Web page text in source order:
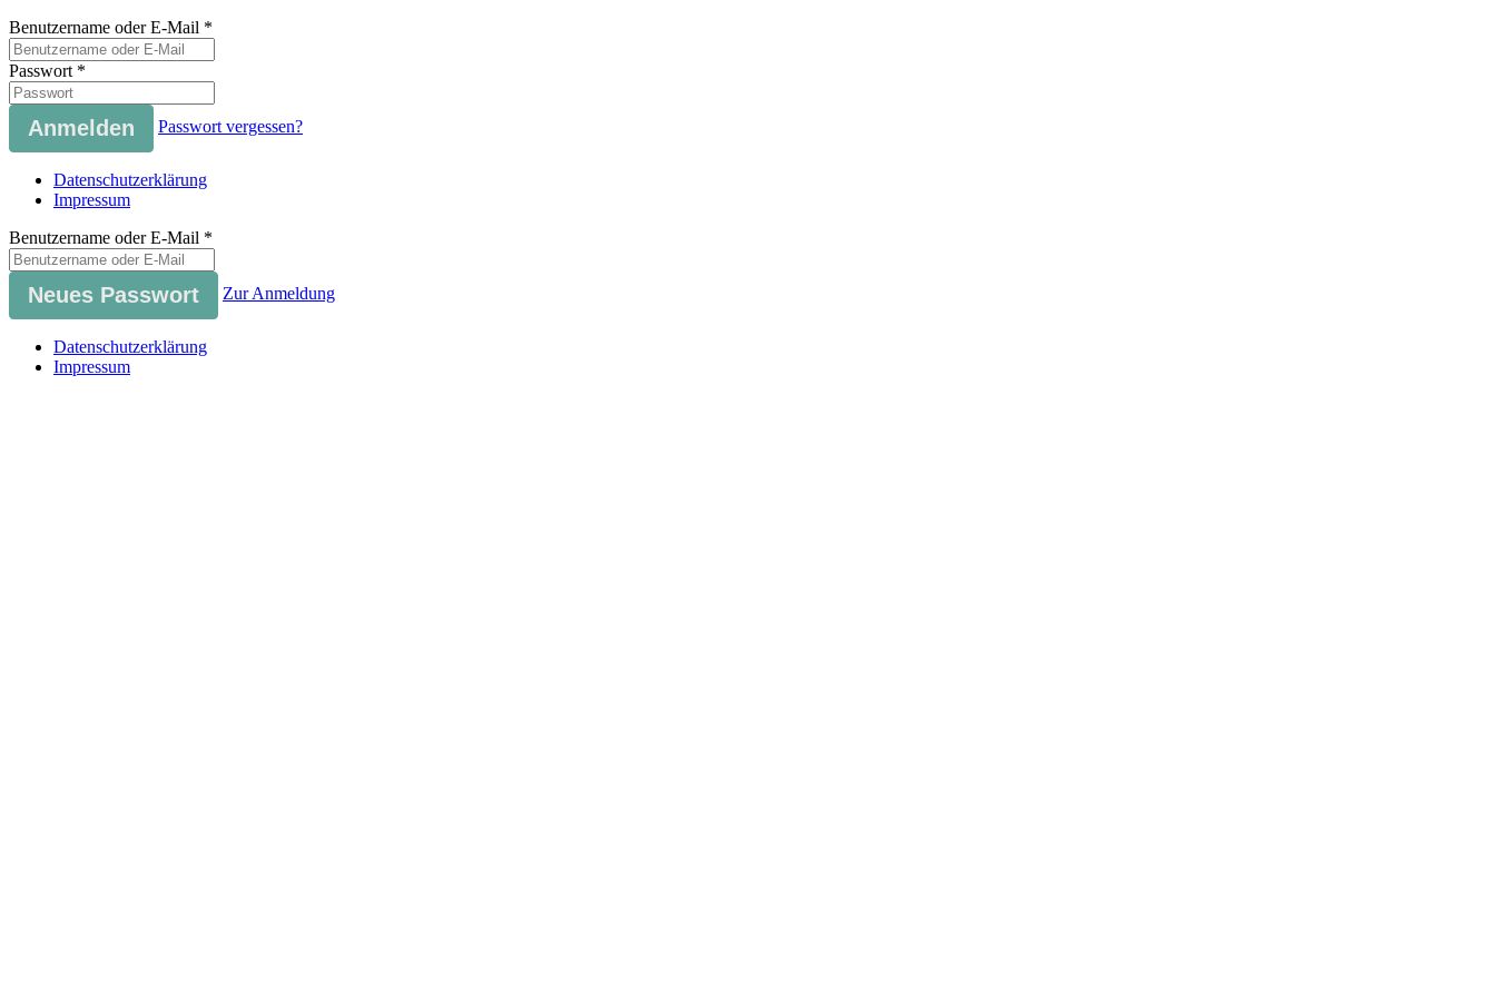
Benutzername oder E-Mail *
Passwort *
Passwort vergessen?
Datenschutzerklärung
Impressum
Benutzername oder E-Mail *
Zur Anmeldung
Datenschutzerklärung
Impressum